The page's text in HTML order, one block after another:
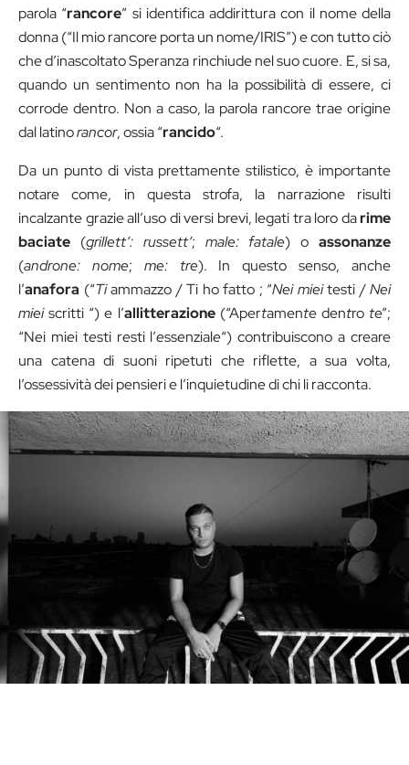
parola “rancore” si identifica addirittura con il nome della
donna (“Il mio rancore porta un nome/IRIS”) e con tutto ciò
che d’inascoltato Speranza rinchiude nel suo cuore. E, si sa,
quando un sentimento non ha la possibilità di essere, ci
corrode dentro. Non a caso, la parola rancore trae origine
dal latinorancor, ossia “rancido“.
Da un punto di vista prettamente stilistico, è importante
notare come, in questa strofa, la narrazione risulti
incalzante grazie all’uso di versi brevi, legati tra loro darime
baciate (grillett’: russett’; male: fatale) oassonanze
(androne: nome; me: tre). In questo senso, anche
l’anafora (“Tiammazzo / Ti ho fatto ; “Nei mieitesti /Nei
mieiscritti “) e l’allitterazione(“Apertamente dentro te”;
“Nei miei testi resti l’essenziale“) contribuiscono a creare
una catena di suoni ripetuti che riflette, a sua volta,
l’ossessività dei pensieri e l’inquietudine di chi li racconta.